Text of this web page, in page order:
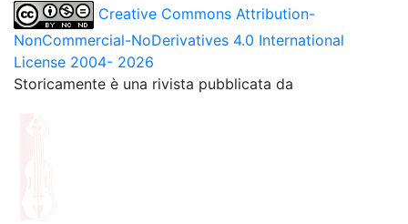
Creative Commons Attribution-
NonCommercial-NoDerivatives 4.0 International
License 2004- 2026
Storicamente è una rivista pubblicata da